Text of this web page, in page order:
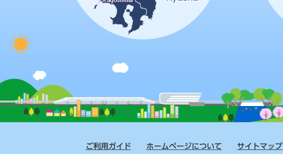
ご利用ガイド ホームページについて サイトマップ